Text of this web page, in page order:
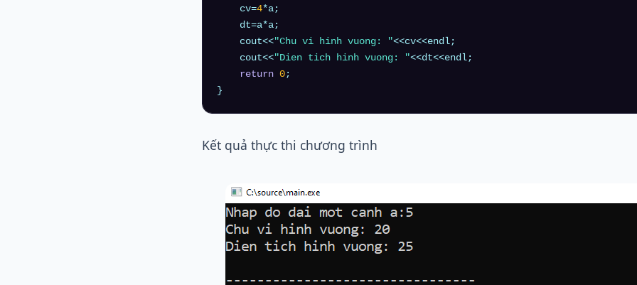
    cv=
4*a;
    dt=a*a;
    cout<<
"Chu vi hinh vuong: "<<cv<<endl;
    cout<<
"Dien tich hinh vuong: "<<dt<<endl;
return 0;
Kết quả thực thi chương trình